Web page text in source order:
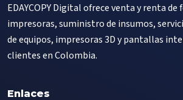
EDAYCOPY Digital ofrece venta y renta
impresoras, suministro de insumos,
de equipos, impresoras 3D y pantallas
clientes en Colombia.
Enlaces